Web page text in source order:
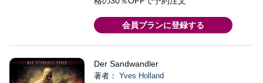
会員プランに登録する
Der Sandwandler
著者： Yves Holland